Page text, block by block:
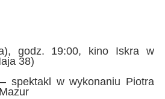
godz. 19:00, kino Iskra w
38)
spektakl w wykonaniu Piotra